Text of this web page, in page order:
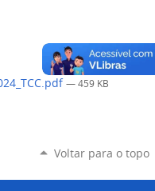
— 459 KB
Voltar para o topo